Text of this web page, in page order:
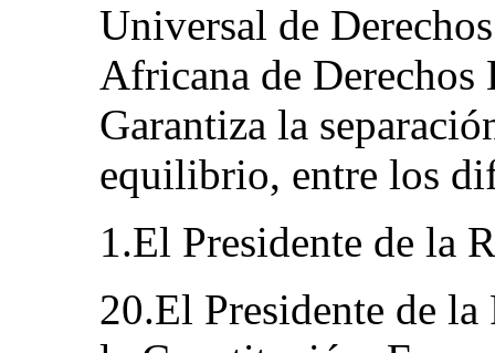
Universal de
Africana de Derechos
Garantiza la
equilibrio, entre los
1.El Presidente de la
20.El Presidente de la